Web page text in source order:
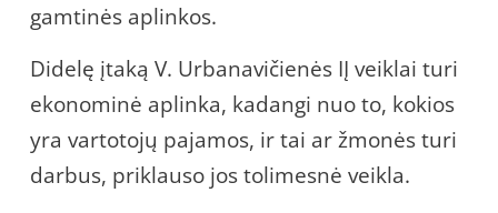
gamtinės aplinkos.
Didelę įtaką V. Urbanavičienės IĮ veiklai turi
ekonominė aplinka, kadangi nuo to, kokios
yra vartotojų pajamos, ir tai ar žmonės turi
darbus, priklauso jos tolimesnė veikla.